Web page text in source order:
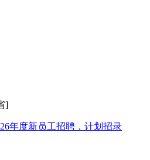
]
年度新员工招聘，计划招录